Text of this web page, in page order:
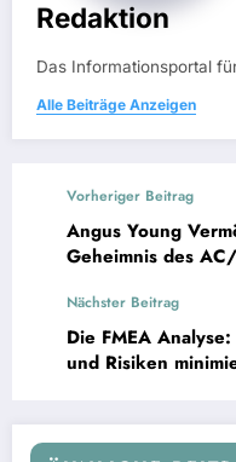
Redaktion
Das Informationsportal
Alle Beiträge Anzeigen
Vorheriger Beitrag
Angus Young
Geheimnis des
Nächster Beitrag
Die FMEA
und Risiken